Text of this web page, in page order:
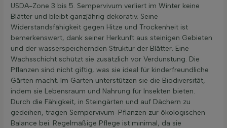
USDA-Zone 3 bis 5. Sempervivum verliert im Winter keine
Blätter und bleibt ganzjährig dekorativ. Seine
Widerstandsfähigkeit gegen Hitze und Trockenheit ist
bemerkenswert, dank seiner Herkunft aus steinigen Gebieten
und der wasserspeichernden Struktur der Blätter. Eine
Wachsschicht schützt sie zusätzlich vor Verdunstung. Die
Pflanzen sind nicht giftig, was sie ideal für kinderfreundliche
Gärten macht. Im Garten unterstützen sie die Biodiversität,
indem sie Lebensraum und Nahrung für Insekten bieten.
Durch die Fähigkeit, in Steingärten und auf Dächern zu
gedeihen, tragen Sempervivum-Pflanzen zur ökologischen
Balance bei. Regelmäßige Pflege ist minimal, da sie